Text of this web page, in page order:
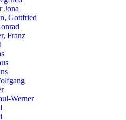
Jona
Gottfried
Franz
Werner